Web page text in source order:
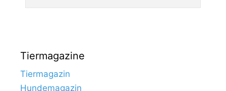
Tiermagazine
Tiermagazin
Hundemagazin